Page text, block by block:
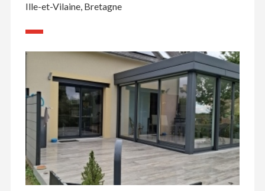
Ille-et-Vilaine, Bretagne